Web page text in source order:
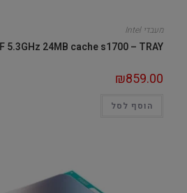
מעבדי Intel
5.3GHz 24MB cache s1700 – TRAY
₪859.00
הוסף לסל